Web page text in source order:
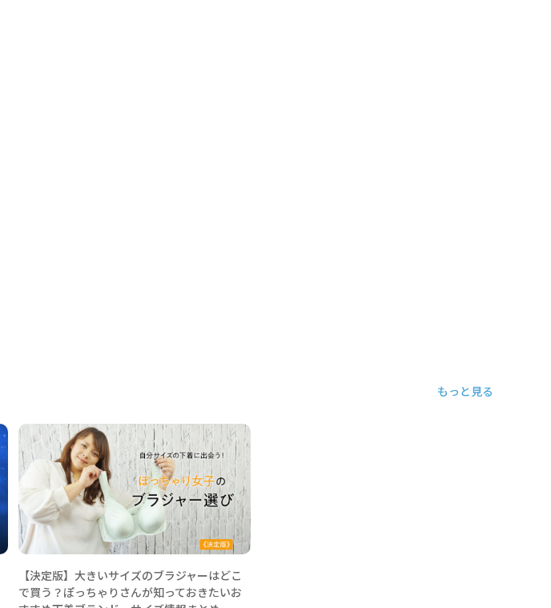
もっと見る
【決定版】大きいサイズのブラジャーはどこ
で買う？ぽっちゃりさんが知っておきたいお